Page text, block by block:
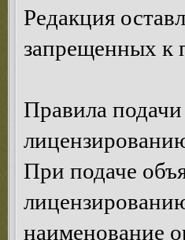
Редакция
запрещенных к
Правила
При подаче
наименование